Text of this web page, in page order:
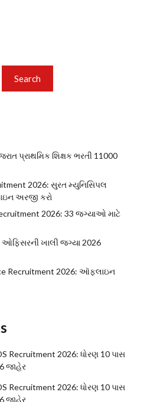
Search
પ્રાથમિક શિક્ષક ભરતી 11000
2026: સુરત મ્યુનિસિપલ
અરજી કરો
2026: 33 જગ્યાઓ માટે
ખાલી જગ્યા 2026
Recruitment 2026: ઑફલાઇન
Recruitment 2026: ધોરણ 10 પાસ
જાહેર
Recruitment 2026: ધોરણ 10 પાસ
જાહેર